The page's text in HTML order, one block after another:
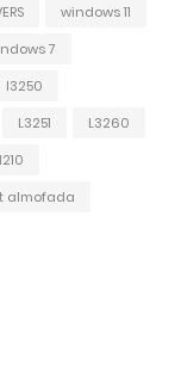
windows 11
7
l3250
L3251
L3260
l210
almofada